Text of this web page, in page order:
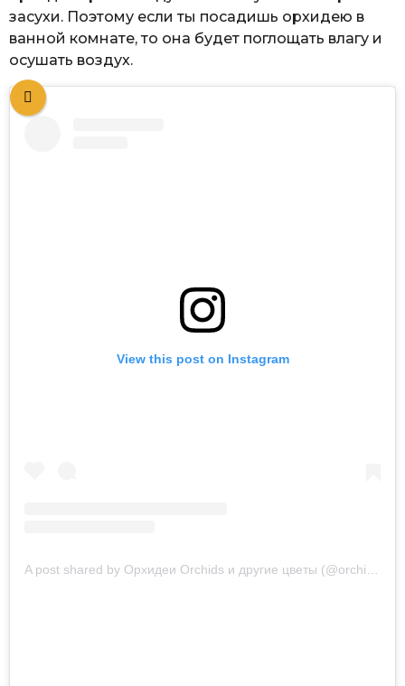
засухи. Поэтому если ты посадишь орхидею в
ванной комнате, то она будет поглощать влагу и
осушать воздух.
View this post on Instagram